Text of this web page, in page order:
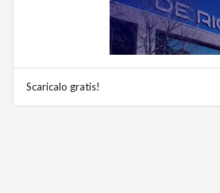
Scaricalo gratis!